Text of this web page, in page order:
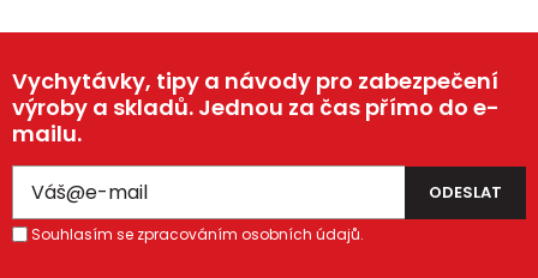
Vychytávky, tipy a návody pro zabezpečení
výroby a skladů. Jednou za čas přímo do e-
mailu.
Souhlasím se zpracováním osobních údajů.